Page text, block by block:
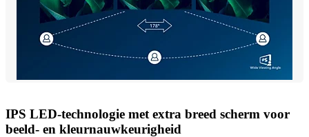
IPS LED-technologie met extra breed scherm voor
beeld- en kleurnauwkeurigheid